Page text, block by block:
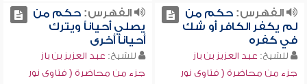
الفهرس:حكم من
لم يكفر الكافر أو شك
في كفره
للشيخ: عبد العزيز بن باز
جزء من محاضرة ( فتاوى نور
الفهرس:حكم من
يصلي أحياناً ويترك
أحياناً أخرى
للشيخ: عبد العزيز بن باز
جزء من محاضرة ( فتاوى نور